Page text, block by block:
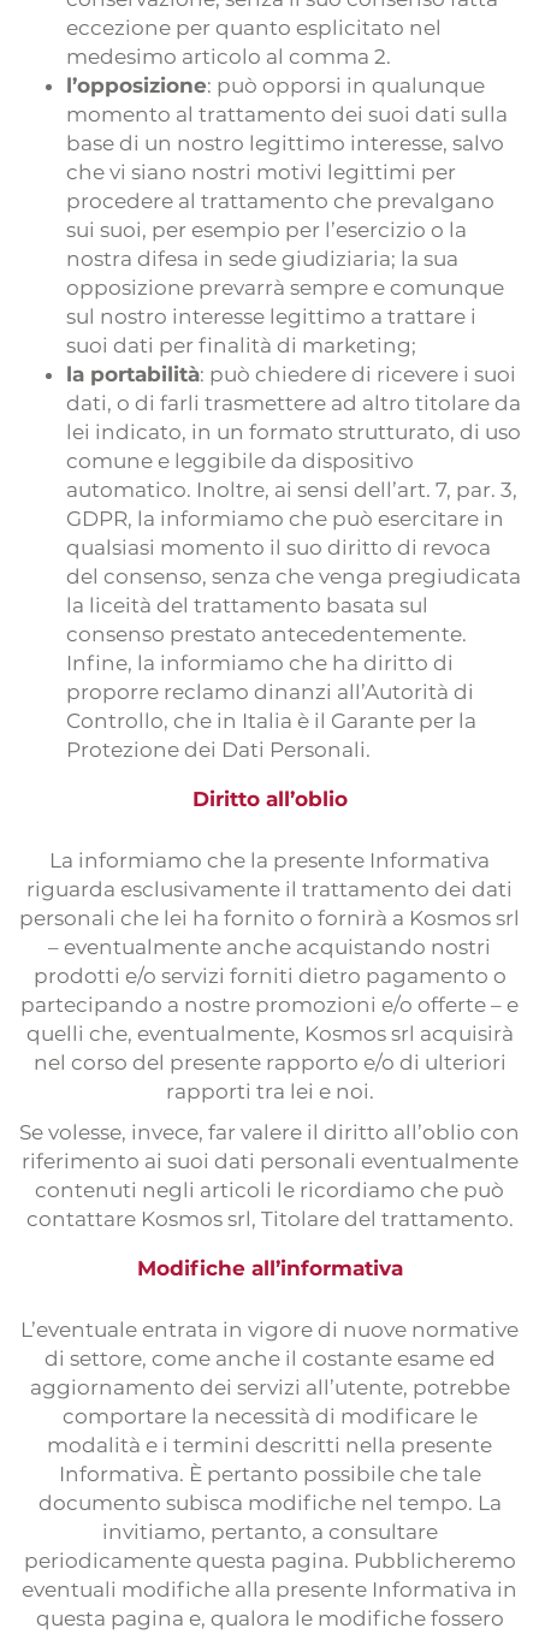
eccezione per quanto esplicitato nel
medesimo articolo al comma 2.
l’opposizione: può opporsi in qualunque
momento al trattamento dei suoi dati sulla
base di un nostro legittimo interesse, salvo
che vi siano nostri motivi legittimi per
procedere al trattamento che prevalgano
sui suoi, per esempio per l’esercizio o la
nostra difesa in sede giudiziaria; la sua
opposizione prevarrà sempre e comunque
sul nostro interesse legittimo a trattare i
suoi dati per finalità di marketing;
la portabilità: può chiedere di ricevere i suoi
dati, o di farli trasmettere ad altro titolare da
lei indicato, in un formato strutturato, di uso
comune e leggibile da dispositivo
automatico. Inoltre, ai sensi dell’art. 7, par. 3,
GDPR, la informiamo che può esercitare in
qualsiasi momento il suo diritto di revoca
del consenso, senza che venga pregiudicata
la liceità del trattamento basata sul
consenso prestato antecedentemente.
Infine, la informiamo che ha diritto di
proporre reclamo dinanzi all’Autorità di
Controllo, che in Italia è il Garante per la
Protezione dei Dati Personali.
Diritto all’oblio
La informiamo che la presente Informativa
riguarda esclusivamente il trattamento dei dati
personali che lei ha fornito o fornirà a Kosmos srl
– eventualmente anche acquistando nostri
prodotti e/o servizi forniti dietro pagamento o
partecipando a nostre promozioni e/o offerte – e
quelli che, eventualmente, Kosmos srl acquisirà
nel corso del presente rapporto e/o di ulteriori
rapporti tra lei e noi.
Se volesse, invece, far valere il diritto all’oblio con
riferimento ai suoi dati personali eventualmente
contenuti negli articoli le ricordiamo che può
contattare Kosmos srl, Titolare del trattamento.
Modifiche all’informativa
L’eventuale entrata in vigore di nuove normative
di settore, come anche il costante esame ed
aggiornamento dei servizi all’utente, potrebbe
comportare la necessità di modificare le
modalità e i termini descritti nella presente
Informativa. È pertanto possibile che tale
documento subisca modifiche nel tempo. La
invitiamo, pertanto, a consultare
periodicamente questa pagina. Pubblicheremo
eventuali modifiche alla presente Informativa in
questa pagina e, qualora le modifiche fossero